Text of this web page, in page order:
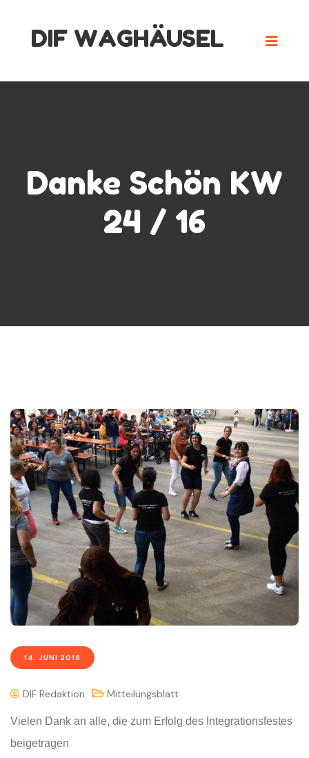
DIF WAGHÄUSEL
Danke Schön KW
24 / 16
14. JUNI 2016
DIF Redaktion Mitteilungsblatt
Vielen Dank an alle, die zum Erfolg des Integrationsfestes
beigetragen